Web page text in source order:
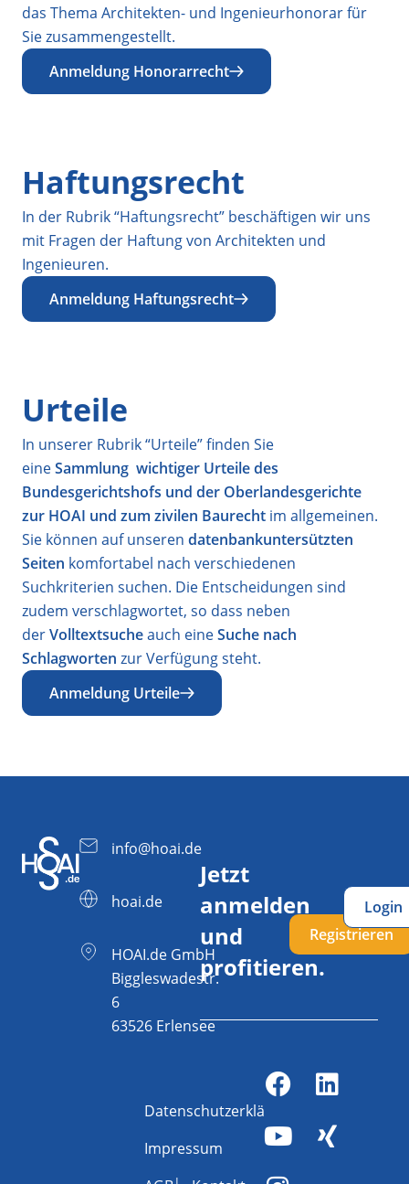
das Thema Architekten- und Ingenieurhonorar für
Sie zusammengestellt.
Anmeldung Honorarrecht
Haftungsrecht
In der Rubrik “Haftungsrecht” beschäftigen wir uns
mit Fragen der Haftung von Architekten und
Ingenieuren.
Anmeldung Haftungsrecht
Urteile
In unserer Rubrik “Urteile” finden Sie
eineSammlung wichtiger Urteile des
Bundesgerichtshofs und der Oberlandesgerichte
zur HOAI und zum zivilen Baurecht im allgemeinen.
Sie können auf unseren datenbankuntersützten
Seiten komfortabel nach verschiedenen
Suchkriterien suchen. Die Entscheidungen sind
zudem verschlagwortet, so dass neben
derVolltextsucheauch eineSuche nach
Schlagworten zur Verfügung steht.
Anmeldung Urteile
info@hoai.de
hoai.de
HOAI.de GmbH
Biggleswadestr.
6
63526 Erlensee
Jetzt
anmelden
und
profitieren.
Registrieren
Login
Datenschutzerklärung
Impressum